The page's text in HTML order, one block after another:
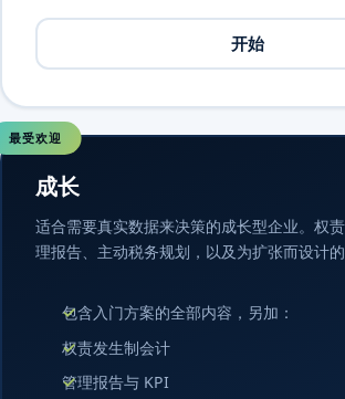
开始
最受欢迎
成长
适合需要真实数据来决策的成长型企业。权
理报告、主动税务规划，以及为扩张而设计的
包含入门方案的全部内容，另加：
权责发生制会计
管理报告与 KPI